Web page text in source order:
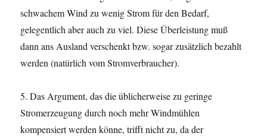
schwachem Wind zu wenig Strom für den Bedarf,
gelegentlich aber auch zu viel. Diese Überleistung muß
dann ans Ausland verschenkt bzw. sogar zusätzlich bezahlt
werden (natürlich vom Stromverbraucher).
5. Das Argument, das die üblicherweise zu geringe
Stromerzeugung durch noch mehr Windmühlen
kompensiert werden könne, trifft nicht zu, da der